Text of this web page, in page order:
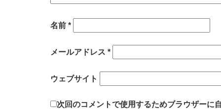
名前 *
メールアドレス *
ウェブサイト
次回のコメントで使用するためブラウザーに